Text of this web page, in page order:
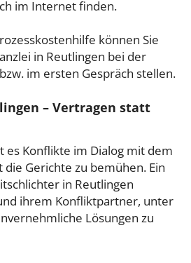
im Internet finden.
können Sie
in Reutlingen bei der
im ersten Gespräch stellen.
– Vertragen statt
es Konflikte im Dialog mit dem
die Gerichte zu bemühen. Ein
in Reutlingen
ihrem Konfliktpartner, unter
Lösungen zu